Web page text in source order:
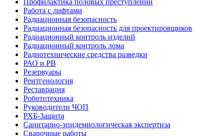
Профилактика половых преступлений
Работа с лифтами
Радиационная безопасность
Радиационная безопасность для проектировщиков
Радиационный контроль изделий
Радиационный контроль лома
Радиотехнические средства разведки
РАО и РВ
Резервуары
Рентгенология
Реставрация
Робототехника
Руководители ЧОП
РХБ-Защита
Санитарно-эпидемиологическая экспертиза
Сварочные работы